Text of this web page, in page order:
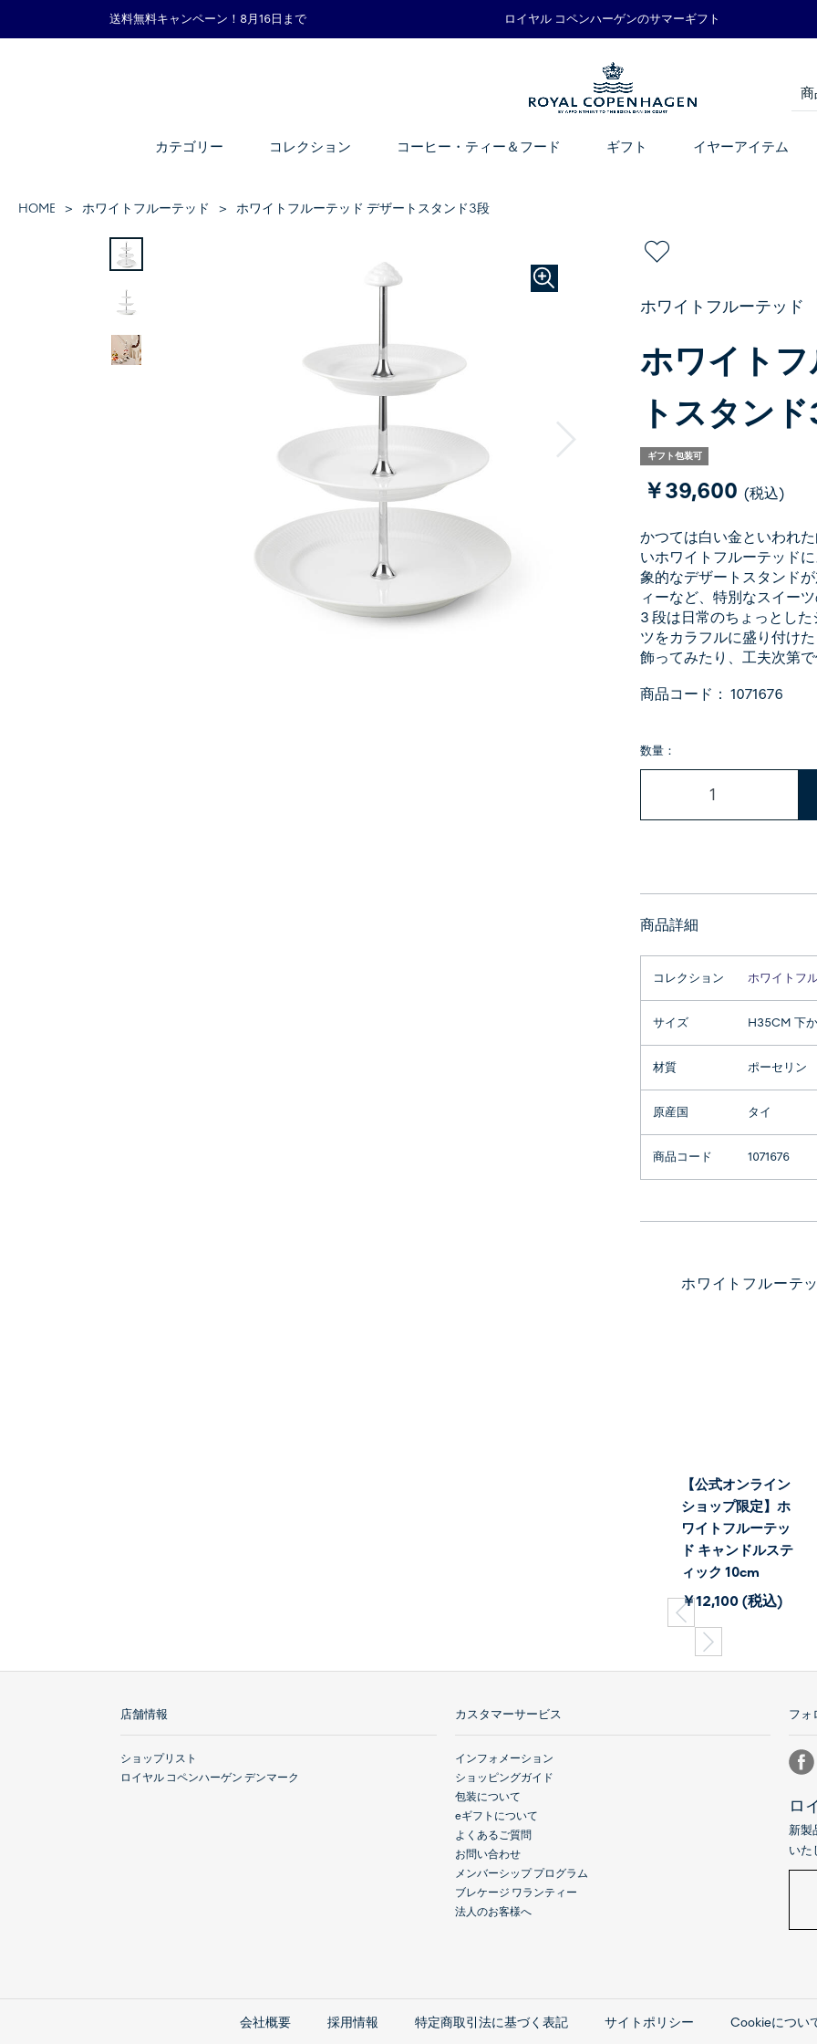
送料無料キャンペーン！8月16日まで ロイヤル コペンハーゲンのサマーギフト
カテゴリー コレクション コーヒー・ティー＆フード ギフト イヤーアイテム
HOME ホワイトフルーテッド ホワイトフルーテッド デザートスタンド3段
ホワイトフルーテッド
ホワイト
トスタン
ギフト包装可
￥39,600 (税込)
かつては白い金といわれ
いホワイトフルーテッド
象的なデザートスタンド
ィーなど、特別なスイー
3 段は日常のちょっとし
ツをカラフルに盛り付け
飾ってみたり、工夫次第で
商品コード： 1071676
数量：
商品詳細
コレクション ホワイトフ
サイズ H35CM 下
材質 ポーセリン
原産国 タイ
商品コード 1071676
ホワイトフルーテ
【公式オンライン
ショップ限定】ホ
ワイトフルーテッ
ド キャンドルステ
ィック 10cm
￥12,100 (税込)
店舗情報
ショップリスト
ロイヤル コペンハーゲン デンマーク
カスタマーサービス
インフォメーション
ショッピングガイド
包装について
eギフトについて
よくあるご質問
お問い合わせ
メンバーシップ プログラム
ブレケージ ワランティー
法人のお客様へ
フォ
ロ
新製
いた
会社概要 採用情報 特定商取引法に基づく表記 サイトポリシー Cookieについ